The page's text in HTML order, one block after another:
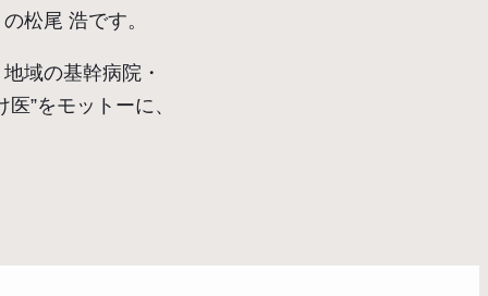
松尾 浩です。
域の基幹病院・
”をモットーに、